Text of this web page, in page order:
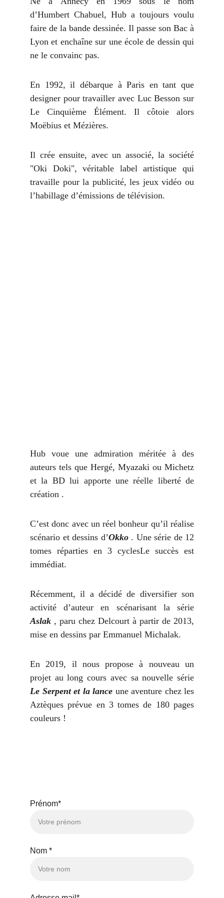
d’Humbert Chabuel, Hub a toujours voulu
faire de la bande dessinée. Il passe son Bac à
Lyon et enchaîne sur une école de dessin qui
ne le convainc pas.
En 1992, il débarque à Paris en tant que
designer pour travailler avec Luc Besson sur
Le Cinquième Élément. Il côtoie alors
Moëbius et Mézières.
Il crée ensuite, avec un associé, la société
"Oki Doki", véritable label artistique qui
travaille pour la publicité, les jeux vidéo ou
l’habillage d’émissions de télévision.
Hub voue une admiration méritée à des
auteurs tels que Hergé, Myazaki ou Michetz
et la BD lui apporte une réelle liberté de
création .
C’est donc avec un réel bonheur qu’il réalise
scénario et dessins d’Okko . Une série de 12
tomes réparties en 3 cyclesLe succès est
immédiat.
Récemment, il a décidé de diversifier son
activité d’auteur en scénarisant la série
Aslak , paru chez Delcourt à partir de 2013,
mise en dessins par Emmanuel Michalak.
En 2019, il nous propose à nouveau un
projet au long cours avec sa nouvelle série
Le Serpent et la lance une aventure chez les
Aztèques prévue en 3 tomes de 180 pages
couleurs !
Prénom*
Nom *